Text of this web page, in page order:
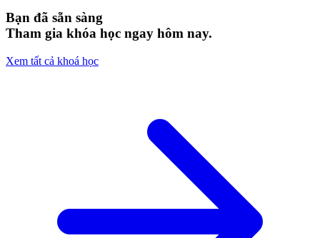
Bạn đã sẵn sàng
Tham gia khóa học ngay hôm nay.
Xem tất cả khoá học